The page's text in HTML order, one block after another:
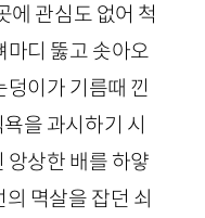
에 관심도 없어 척
마디 뚫고 솟아오
이가 기름때 낀
을 과시하기 시
앙상한 배를 하얗
멱살을 잡던 쇠